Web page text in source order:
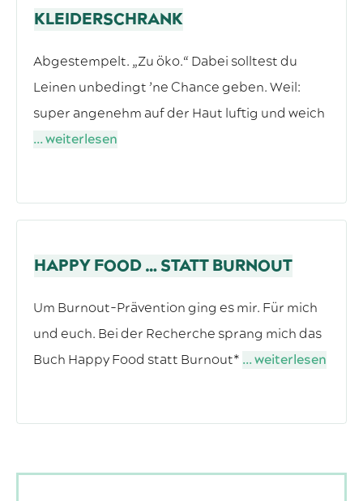
KLEIDERSCHRANK
Abgestempelt. „Zu öko.“ Dabei solltest du
Leinen unbedingt ’ne Chance geben. Weil:
super angenehm auf der Haut luftig und weich
... weiterlesen
HAPPY FOOD … STATT BURNOUT
Um Burnout-Prävention ging es mir. Für mich
und euch. Bei der Recherche sprang mich das
Buch Happy Food statt Burnout* ... weiterlesen